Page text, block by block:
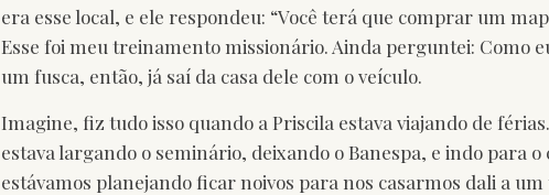
era esse local, e ele respondeu: “Você terá que comprar um
Esse foi meu treinamento missionário. Ainda perguntei: Como
um fusca, então, já saí da casa dele com o veículo.
Imagine, fiz tudo isso quando a Priscila estava viajando de
estava largando o seminário, deixando o Banespa, e indo para
estávamos planejando ficar noivos para nos casarmos dali a